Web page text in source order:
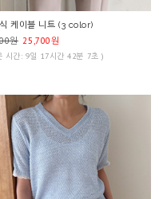
케이블 니트 (3 color)
원 25,700원
시간: 9일 17시간 42분 7초 )